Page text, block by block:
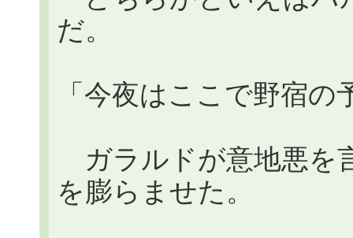
だ。
「今夜はここで野宿の
ガラルドが意地悪を
を膨らませた。